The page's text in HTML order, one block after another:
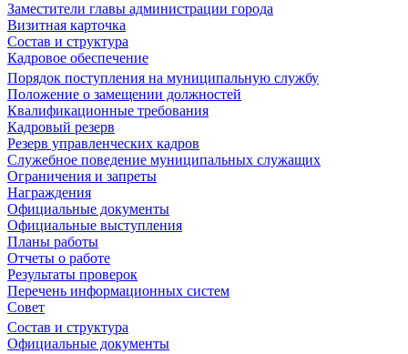
Заместители главы администрации города
Визитная карточка
Состав и структура
Кадровое обеспечение
Порядок поступления на муниципальную службу
Положение о замещении должностей
Квалификационные требования
Кадровый резерв
Резерв управленческих кадров
Служебное поведение муниципальных служащих
Ограничения и запреты
Награждения
Официальные документы
Официальные выступления
Планы работы
Отчеты о работе
Результаты проверок
Перечень информационных систем
Совет
Состав и структура
Официальные документы